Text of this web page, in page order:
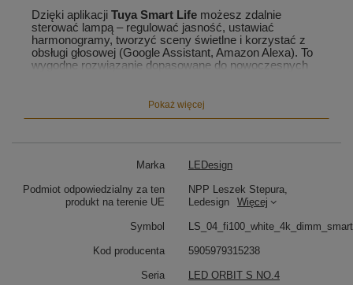
Dzięki aplikacji Tuya Smart Life możesz zdalnie
sterować lampą – regulować jasność, ustawiać
harmonogramy, tworzyć sceny świetlne i korzystać z
obsługi głosowej (Google Assistant, Amazon Alexa). To
wygodne rozwiązanie dopasowane do nowoczesnych
zasilających wychodzących z podsufitki oraz linkach
stabilność i lekkość całej kompozycji. Wysokość
dowolnie regulować, tworząc unikalną aranżację
świetlną.
doskonale sprawdzi się w
w salonach z antresolą czy w prestiżowych wnętrzach
formę z nowoczesną technologią.
Pokaż więcej
Marka LEDesign
Podmiot odpowiedzialny za ten
produkt na terenie UE
NPP Leszek Stepura,
Ledesign
Więcej
Symbol LS_04_fi100_white_4k_dimm_smart
Kod producenta 5905979315238
Seria LED ORBIT S NO.4